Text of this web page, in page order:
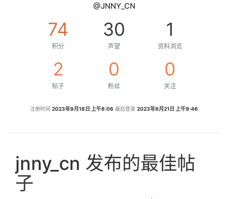
@JNNY_CN
74
积分
30
声望
1
资料浏览
2
帖子
0
粉丝
0
关注
注册时间 2023年9月18日 上午8:06 最后登录 2023年9月21日 上午9:46
jnny_cn 发布的最佳帖
子